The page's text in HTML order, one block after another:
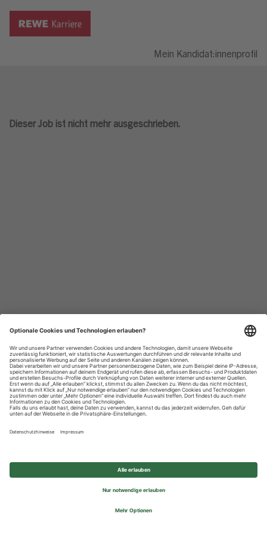
Mein Kandidat:innenprofil
Dieser Job ist nicht mehr ausgeschrieben.
Datenschutzhinweise
Impressum
Privatsphäre-Einstellungen
© 2026 REWE Group - All rights reserved